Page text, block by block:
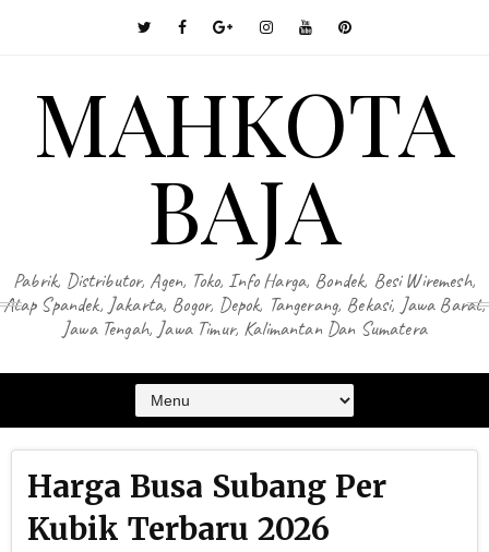
MAHKOTA
BAJA
Pabrik, Distributor, Agen, Toko, Info Harga, Bondek, Besi Wiremesh,
Atap Spandek, Jakarta, Bogor, Depok, Tangerang, Bekasi, Jawa Barat,
Jawa Tengah, Jawa Timur, Kalimantan Dan Sumatera
Harga Busa Subang Per
Kubik Terbaru 2026